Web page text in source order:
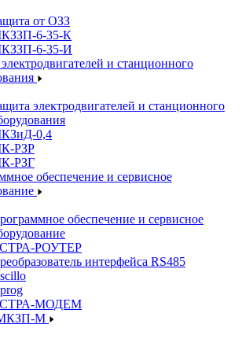
от ОЗЗ
6-35-К
6-35-И
и станционного
элеĸтродвигателей и станционного
0,4
РЗР
РЗГ
обеспечение и сервисное
обеспечение и сервисное
РОУТЕР
интерфейса RS485
МОДЕМ
М